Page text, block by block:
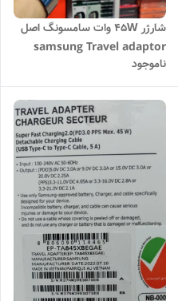
شارژر 45W وات سامسونگ اصل
samsung Travel adaptor
ناموجود